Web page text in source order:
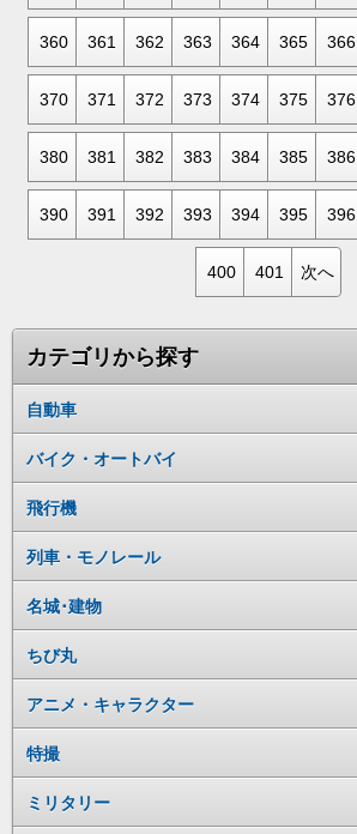
360 361 362 363 364 365 366
370 371 372 373 374 375 376
380 381 382 383 384 385 386
390 391 392 393 394 395 396
400 401 次へ
カテゴリから探す
自動車
バイク・オートバイ
飛行機
列車・モノレール
名城･建物
ちび丸
アニメ・キャラクター
特撮
ミリタリー